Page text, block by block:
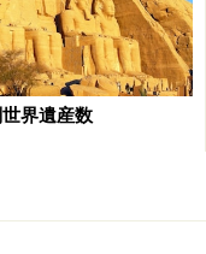
ぜひ旅先に加えて
大聖堂（世界
界遺産数